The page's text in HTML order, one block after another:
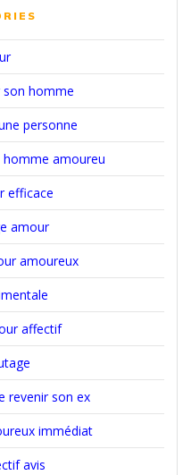
homme
personne
amoureu
efficace
amour
amoureux
affectif
revenir son ex
immédiat
avis